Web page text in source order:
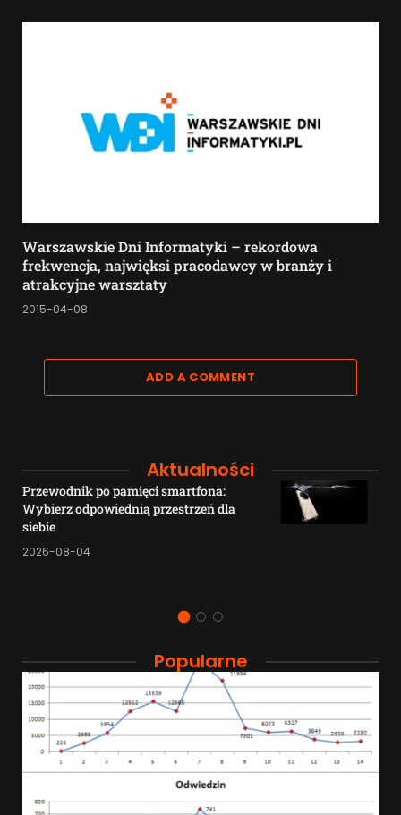
Warszawskie Dni Informatyki – rekordowa
frekwencja, najwięksi pracodawcy w branży i
atrakcyjne warsztaty
2015-04-08
ADD A COMMENT
Aktualności
Przewodnik po pamięci smartfona:
Wybierz odpowiednią przestrzeń dla
siebie
2026-08-04
Popularne